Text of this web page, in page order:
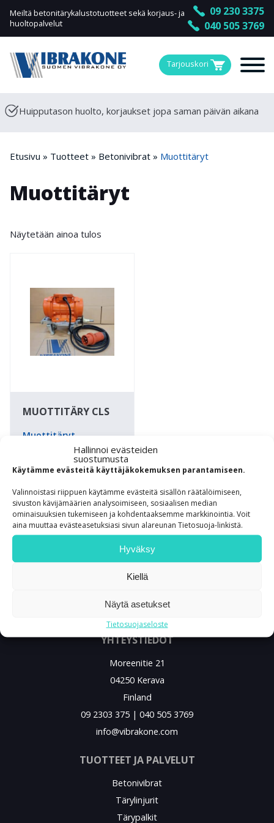
Hallinnoi evästeiden
suostumusta
Käytämme evästeitä käyttäjäkokemuksen parantamiseen.
Valinnoistasi riippuen käytämme evästeitä sisällön räätälöimiseen,
sivuston kävijämäärien analysoimiseen, sosiaalisen median
ominaisuuksien tukemiseen ja kohdentaaksemme markkinointia. Voit
aina muuttaa evästeasetuksiasi sivun alareunan Tietosuoja-linkistä.
Hyväksy
Kiellä
Näytä asetukset
Tietosuojaseloste
Meiltä betonitärykalustotuotteet sekä korjaus- ja
huoltopalvelut
09 230 3375
040 505 3769
Tarjouskori
Huipputason huolto, korjaukset jopa saman päivän aikana
Etusivu » Tuotteet » Betonivibrat » Muottitäryt
Muottitäryt
Näytetään ainoa tulos
MUOTTITÄRY CLS
Muottitäryt
pikakiinnitysjalalla
sisältäen 5 metrin
kaapelin ja
pistokkeen valmiiksi
kytkettyinä.
YHTEYSTIEDOT
Moreenitie 21
04250 Kerava
Finland
09 2303 375 | 040 505 3769
info@vibrakone.com
TUOTTEET JA PALVELUT
Betonivibrat
Tärylinjurit
Tärypalkit